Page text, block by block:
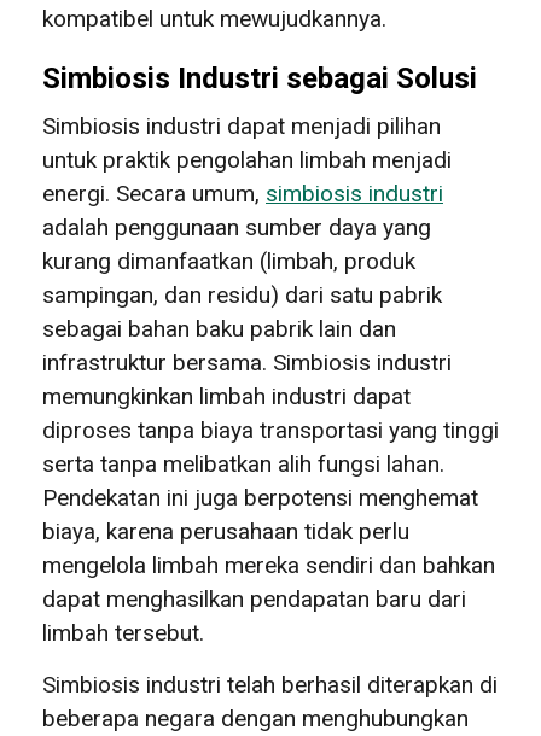
kompatibel untuk mewujudkannya.
Simbiosis Industri sebagai Solusi
Simbiosis industri dapat menjadi pilihan
untuk praktik pengolahan limbah menjadi
energi. Secara umum, simbiosis industri
adalah penggunaan sumber daya yang
kurang dimanfaatkan (limbah, produk
sampingan, dan residu) dari satu pabrik
sebagai bahan baku pabrik lain dan
infrastruktur bersama. Simbiosis industri
memungkinkan limbah industri dapat
diproses tanpa biaya transportasi yang tinggi
serta tanpa melibatkan alih fungsi lahan.
Pendekatan ini juga berpotensi menghemat
biaya, karena perusahaan tidak perlu
mengelola limbah mereka sendiri dan bahkan
dapat menghasilkan pendapatan baru dari
limbah tersebut.
Simbiosis industri telah berhasil diterapkan di
beberapa negara dengan menghubungkan